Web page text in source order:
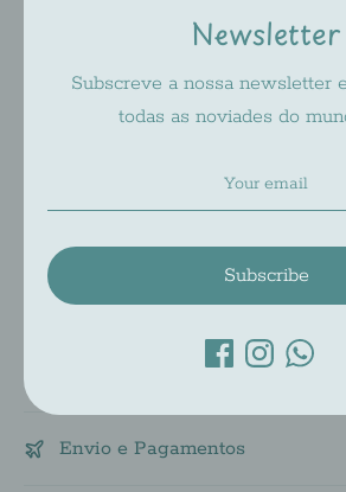
Add to Cart
INDI 2
Check availability at other stores
Envio e Pagamentos
Newsletter
Subscreve a nossa newsletter
todas as noviades do
Subscribe